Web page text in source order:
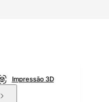
Impressão 3D